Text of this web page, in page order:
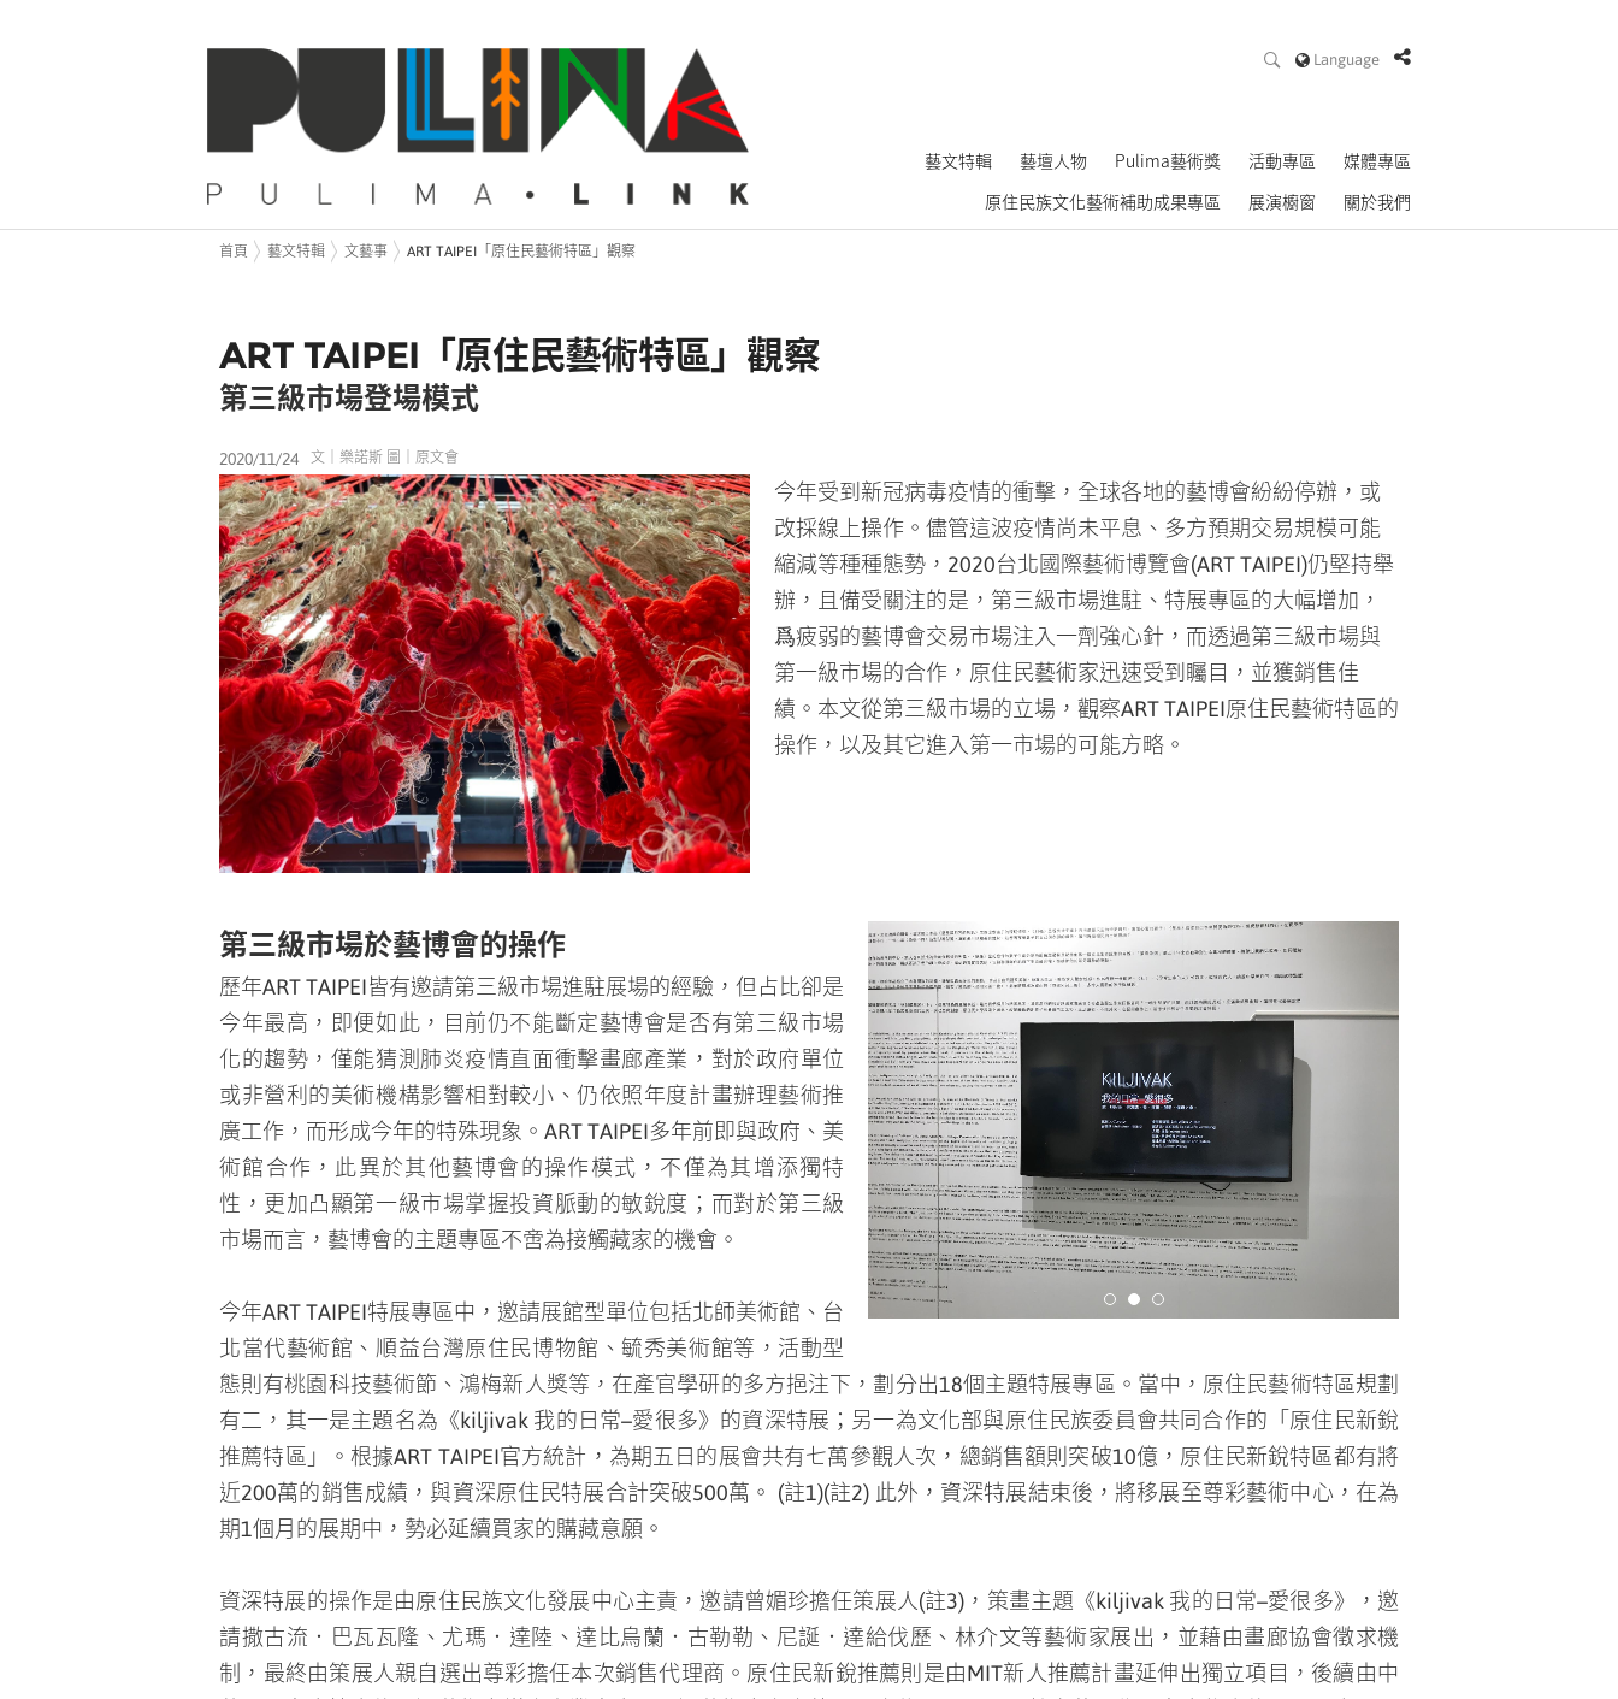
Language
藝文特輯 藝壇人物 Pulima藝術獎 活動專區
媒體專區
原住民族文化藝術補助成果專區
展演櫥窗 關於我們
首頁 藝文特輯 文藝事 ART TAIPEI「原住民藝術特區」觀察
ART TAIPEI「原住民藝術特區」觀察
第三級市場登場模式
2020/11/24 文｜樂諾斯 圖｜原文會
今年受到新冠病毒疫情的衝擊，全球各地的藝博會紛紛停辦，或
改採線上操作。儘管這波疫情尚未平息、多方預期交易規模可能
縮減等種種態勢，2020台北國際藝術博覽會(ART TAIPEI)仍堅持舉
辦，且備受關注的是，第三級市場進駐、特展專區的大幅增加，
爲疲弱的藝博會交易市場注入一劑強心針，而透過第三級市場與
第一級市場的合作，原住民藝術家迅速受到矚目，並獲銷售佳
績。本文從第三級市場的立場，觀察ART TAIPEI原住民藝術特區的
操作，以及其它進入第一市場的可能方略。
第三級市場於藝博會的操作
歷年ART TAIPEI皆有邀請第三級市場進駐展場的經驗，但占比卻是
今年最高，即便如此，目前仍不能斷定藝博會是否有第三級市場
化的趨勢，僅能猜測肺炎疫情直面衝擊畫廊產業，對於政府單位
或非營利的美術機構影響相對較小、仍依照年度計畫辦理藝術推
廣工作，而形成今年的特殊現象。ART TAIPEI多年前即與政府、美
術館合作，此異於其他藝博會的操作模式，不僅為其增添獨特
性，更加凸顯第一級市場掌握投資脈動的敏銳度；而對於第三級
市場而言，藝博會的主題專區不啻為接觸藏家的機會。
今年ART TAIPEI特展專區中，邀請展館型單位包括北師美術館、台
北當代藝術館、順益台灣原住民博物館、毓秀美術館等，活動型態則有桃園科技藝術節、鴻梅新人獎等，在產官學研的多方
挹注下，劃分出18個主題特展專區。當中，原住民藝術特區規劃有二，其一是主題名為《kiljivak 我的日常–愛很多》的資深
特展；另一為文化部與原住民族委員會共同合作的「原住民新銳推薦特區」。根據ART TAIPEI官方統計，為期五日的展會共
有七萬參觀人次，總銷售額則突破10億，原住民新銳特區都有將近200萬的銷售成績，與資深原住民特展合計突破500萬。
(註1)(註2) 此外，資深特展結束後，將移展至尊彩藝術中心，在為期1個月的展期中，勢必延續買家的購藏意願。
請撒古流．巴瓦瓦隆、尤瑪．達陸、達比烏蘭．古勒勒、尼誕．達給伐歷、林介文等藝術家展出，並藉由畫廊協會徵求機
制，最終由策展人親自選出尊彩擔任本次銷售代理商。原住民新銳推薦則是由MIT新人推薦計畫延伸出獨立項目，後續由中
華民國畫廊協會為入選藝術家媒合專業畫廊，入選藝術家有宜德思‧盧信、阮原閩、杜寒菘，代理畫廊依序為么八二空間、